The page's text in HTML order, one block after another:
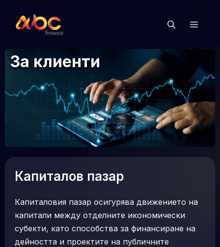
съдържанието
За клиенти
Капиталов пазар
Капиталовия пазар осигурява движението на
капитали между отделните икономически
субекти, като способства за финансиране на
дейността и проектите на публичните